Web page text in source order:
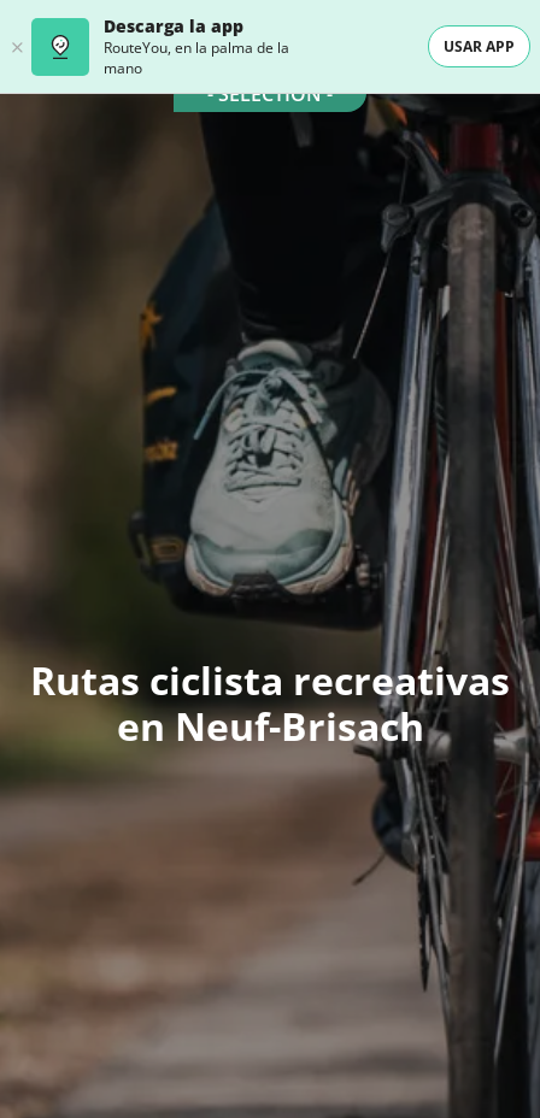
Descarga la app
RouteYou, en la palma de la
mano
USAR APP
- SELECTION -
Rutas ciclista recreativas
en Neuf-Brisach